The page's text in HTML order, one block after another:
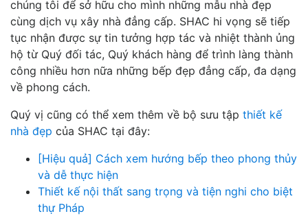
chúng tôi để sở hữu cho mình những mẫu nhà đẹp
cùng dịch vụ xây nhà đẳng cấp. SHAC hi vọng sẽ tiếp
tục nhận được sự tin tưởng hợp tác và nhiệt thành ủng
hộ từ Quý đối tác, Quý khách hàng để trình làng thành
công nhiều hơn nữa những bếp đẹp đẳng cấp, đa dạng
về phong cách.
Quý vị cũng có thể xem thêm về bộ sưu tập thiết kế
nhà đẹp của SHAC tại đây:
[Hiệu quả] Cách xem hướng bếp theo phong thủy
và dễ thực hiện
Thiết kế nội thất sang trọng và tiện nghi cho biệt
thự Pháp